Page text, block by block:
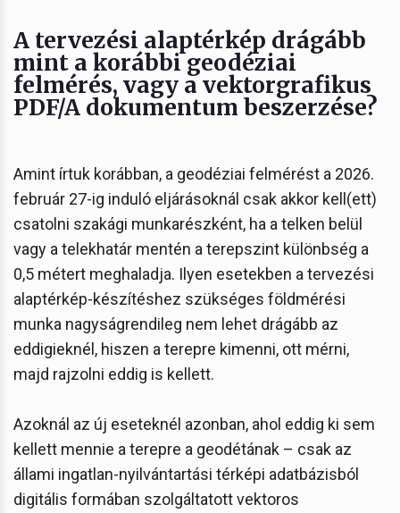
A tervezési alaptérkép drágább
mint a korábbi geodéziai
felmérés, vagy a vektorgrafikus
PDF/A dokumentum beszerzése?
Amint írtuk korábban, a geodéziai felmérést a 2026.
február 27-ig induló eljárásoknál csak akkor kell(ett)
csatolni szakági munkarészként, ha a telken belül
vagy a telekhatár mentén a terepszint különbség a
0,5 métert meghaladja. Ilyen esetekben a tervezési
alaptérkép-készítéshez szükséges földmérési
munka nagyságrendileg nem lehet drágább az
eddigieknél, hiszen a terepre kimenni, ott mérni,
majd rajzolni eddig is kellett.
Azoknál az új eseteknél azonban, ahol eddig ki sem
kellett mennie a terepre a geodétának – csak az
állami ingatlan-nyilvántartási térképi adatbázisból
digitális formában szolgáltatott vektoros